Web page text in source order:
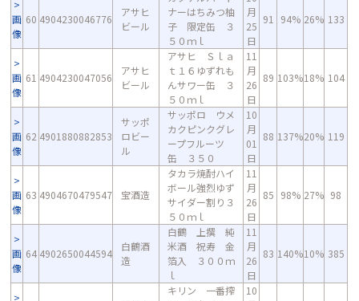
画
像
60 4904230046776
アサヒ
ビール
ナーはちみつ柚
子 限定缶 ３
５０ｍｌ
月
25
日
91 94% 26% 133
画
像
61 4904230047056
アサヒ
ビール
アサヒ Ｓｌａ
ｔ１６ゆずれも
んサワー缶 ３
５０ｍｌ
11
月
26
日
89 103%18% 104
画
像
62 4901880882853
サッポ
ロビー
ル
サッポロ ウメ
カクピンクグレ
ープフルーツ
缶 ３５０
10
月
01
日
88 137%20% 119
画
像
63 4904670479547 宝酒造
タカラ焼酎ハイ
ボール強烈ゆず
サイダー割り３
５０ｍｌ
11
月
26
日
85 98% 27% 98
画
像
64 4902650044594
白鶴酒
造
白鶴 上撰 純
米酒 祝寿 金
箔入 ３００ｍ
ｌ
11
月
26
日
83 140%10% 385
キリン 一番搾
10